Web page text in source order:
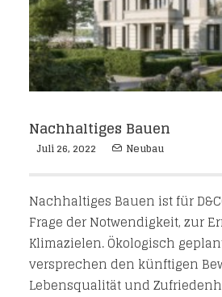
Nachhaltiges Bauen
Juli 26, 2022 Neubau
Nachhaltiges Bauen ist für
Frage der Notwendigkeit, zur
Klimazielen. Ökologisch
versprechen den künftigen
Lebensqualität und